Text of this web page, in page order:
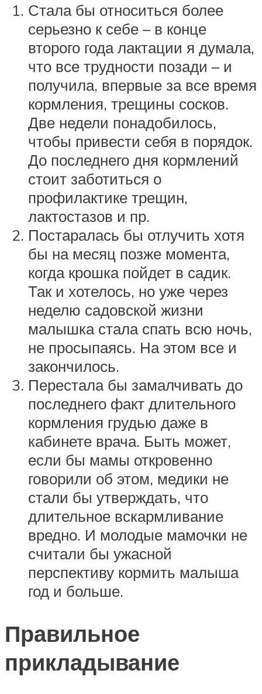
Стала бы относиться более
серьезно к себе – в конце
второго года лактации я думала,
что все трудности позади – и
получила, впервые за все время
кормления, трещины сосков.
Две недели понадобилось,
чтобы привести себя в порядок.
До последнего дня кормлений
стоит заботиться о
профилактике трещин,
лактостазов и пр.
Постаралась бы отлучить хотя
бы на месяц позже момента,
когда крошка пойдет в садик.
Так и хотелось, но уже через
неделю садовской жизни
малышка стала спать всю ночь,
не просыпаясь. На этом все и
закончилось.
Перестала бы замалчивать до
последнего факт длительного
кормления грудью даже в
кабинете врача. Быть может,
если бы мамы откровенно
говорили об этом, медики не
стали бы утверждать, что
длительное вскармливание
вредно. И молодые мамочки не
считали бы ужасной
перспективу кормить малыша
год и больше.
Правильное
прикладывание